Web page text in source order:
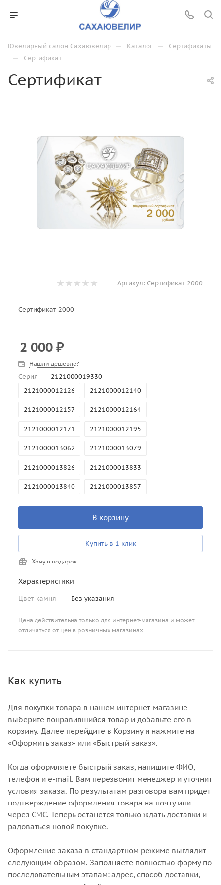
Ювелирный салон Сахаювелир — Каталог — Сертификаты
— Сертификат
Сертификат
Артикул: Сертификат 2000
Сертификат 2000
2 000 ₽
Нашли дешевле?
Серия — 2121000019330
2121000012126
2121000012140
2121000012157 2121000012164
2121000012171 2121000012195
2121000013062 2121000013079
2121000013826 2121000013833
2121000013840 2121000013857
2121000013864 2121000013901
2121000014878
2121000014885
2121000014908
2121000016629 2121000016636
2121000016643 2121000016650
2121000019354
2121000019439 2121000019446
2121000019460 2121000019514
2121000019545
2121000019569 2121000019576
2121000019583 2121000019590
В корзину
Купить в 1 клик
Хочу в подарок
Характеристики
Цвет камня — Без указания
Цена действительна только для интернет-магазина и может
отличаться от цен в розничных магазинах
Как купить
Для покупки товара в нашем интернет-магазине
выберите понравившийся товар и добавьте его в
корзину. Далее перейдите в Корзину и нажмите на
«Оформить заказ» или «Быстрый заказ».
Когда оформляете быстрый заказ, напишите ФИО,
телефон и e-mail. Вам перезвонит менеджер и уточнит
условия заказа. По результатам разговора вам придет
подтверждение оформления товара на почту или
через СМС. Теперь останется только ждать доставки и
радоваться новой покупке.
Оформление заказа в стандартном режиме выглядит
следующим образом. Заполняете полностью форму по
последовательным этапам: адрес, способ доставки,